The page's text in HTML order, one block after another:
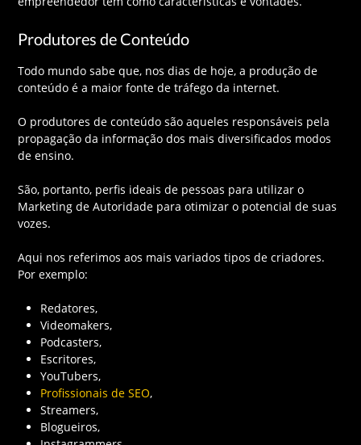
Produtores de Conteúdo
Todo mundo sabe que, nos dias de hoje, a produção de
conteúdo é a maior fonte de tráfego da internet.
O produtores de conteúdo são aqueles responsáveis pela
propagação da informação dos mais diversificados modos
de ensino.
São, portanto, perfis ideais de pessoas para utilizar o
Marketing de Autoridade para otimizar o potencial de suas
vozes.
Aqui nos referimos aos mais variados tipos de criadores.
Por exemplo:
Redatores,
Videomakers,
Podcasters,
Escritores,
YouTubers,
Profissionais de SEO,
Streamers,
Blogueiros,